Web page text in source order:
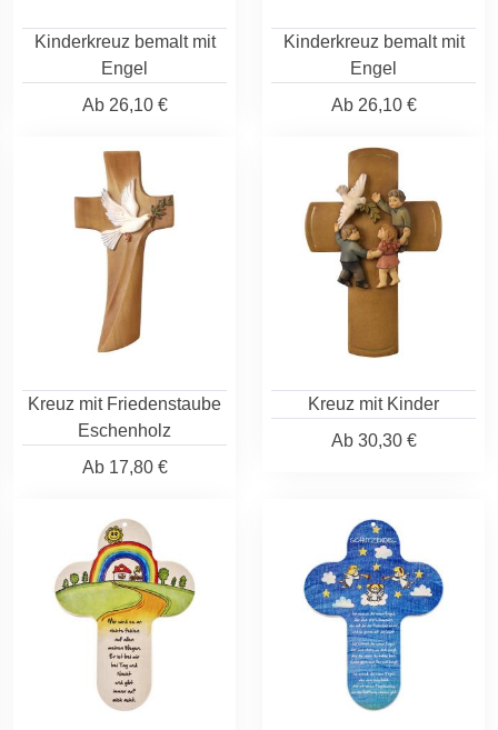
Kinderkreuz bemalt mit
Engel
Ab26,10 €
Kinderkreuz bemalt mit
Engel
Ab26,10 €
Kreuz mit Friedenstaube
Eschenholz
Ab17,80 €
Kreuz mit Kinder
Ab30,30 €